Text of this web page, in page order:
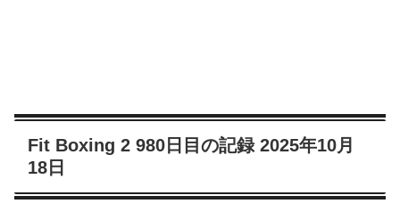
Fit Boxing 2 980日目の記録 2025年10月
18日